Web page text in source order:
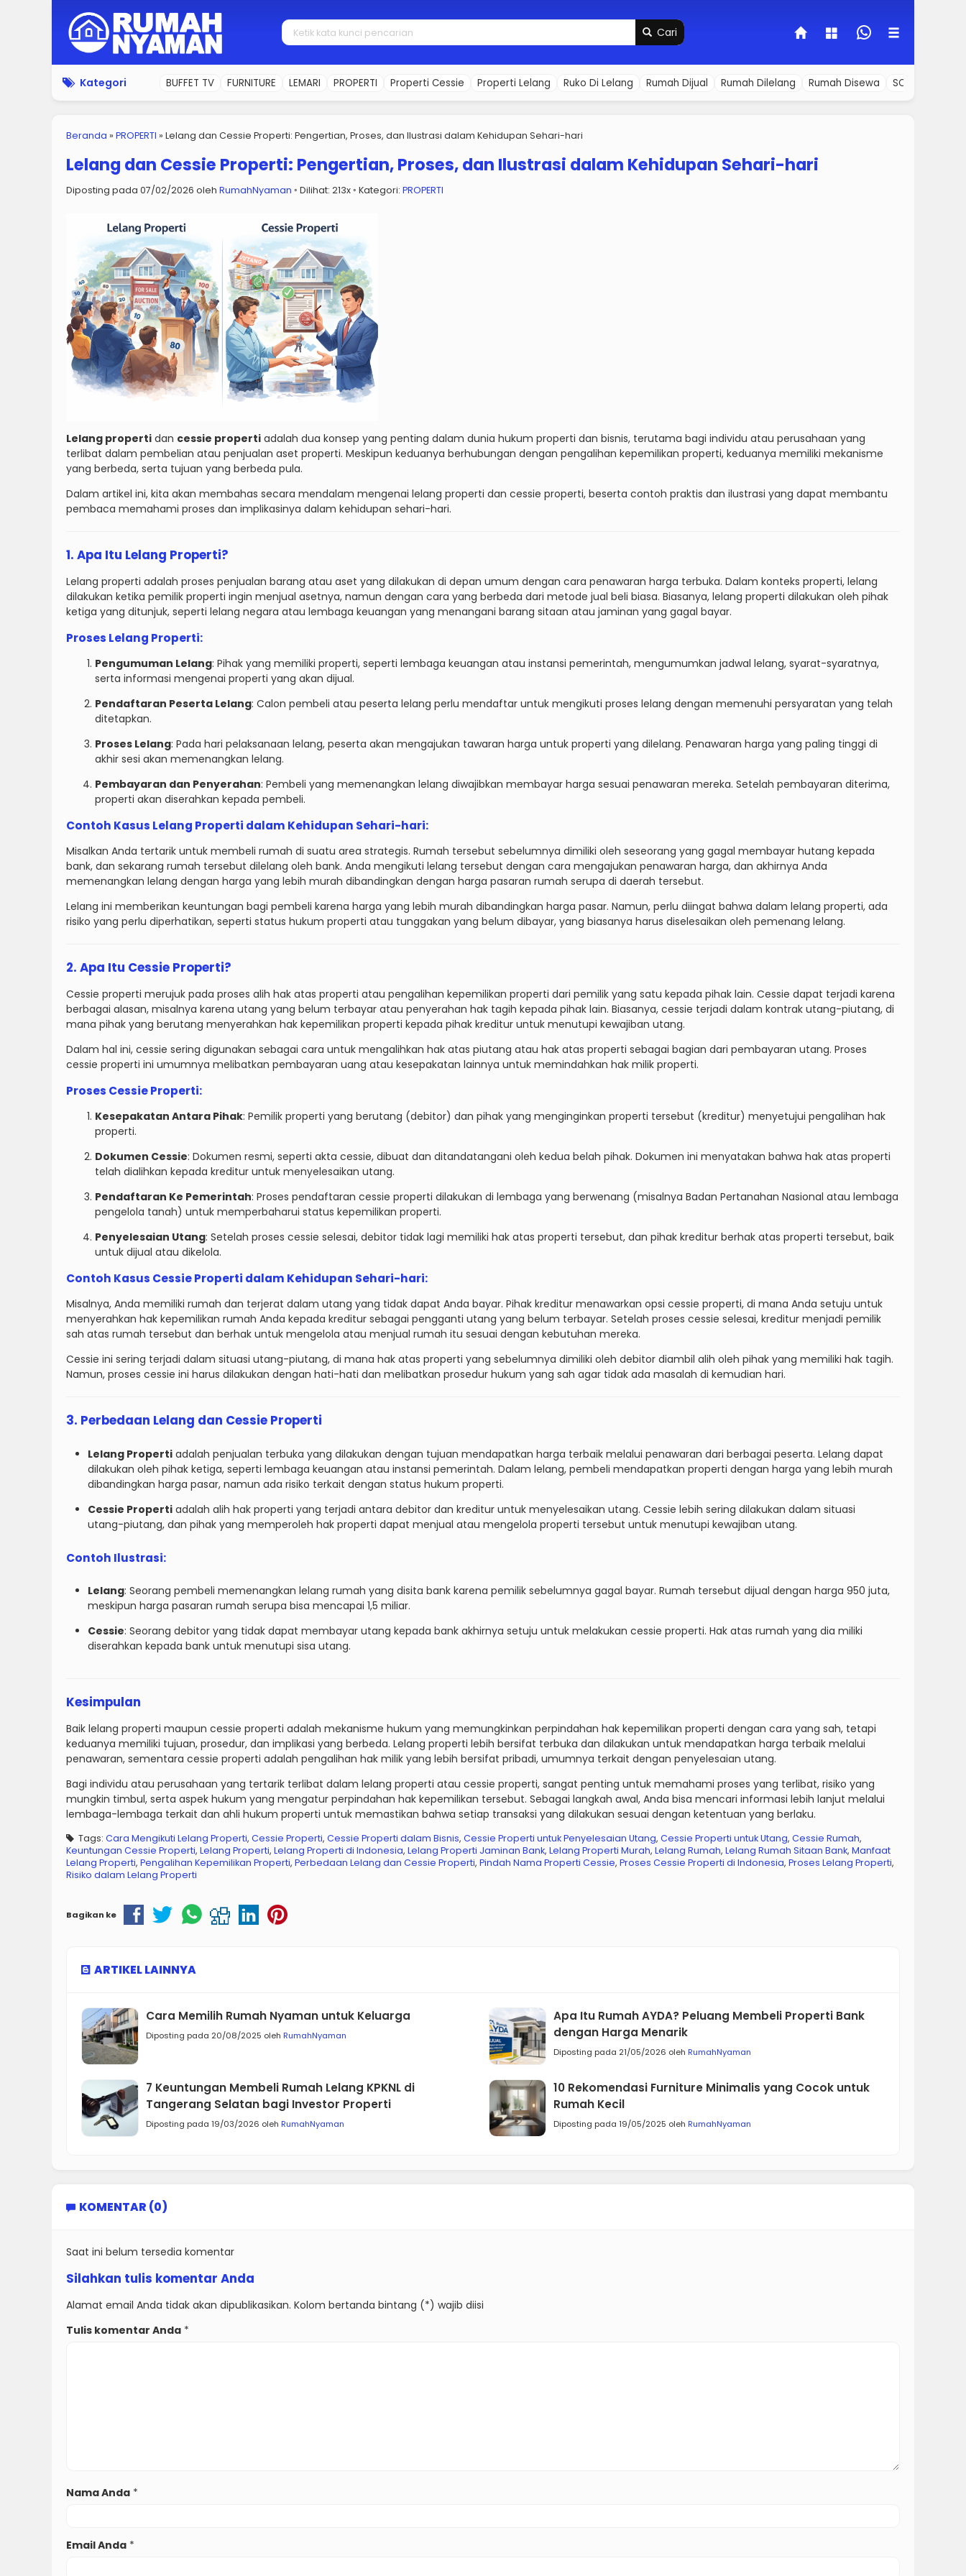
Cari
Kategori BUFFET TV FURNITURE LEMARI PROPERTI Properti Cessie Properti Lelang Ruko Di Lelang Rumah Dijual Rumah Dilelang Rumah Disewa SOFA
Beranda » PROPERTI » Lelang dan Cessie Properti: Pengertian, Proses, dan Ilustrasi dalam Kehidupan Sehari-hari
Lelang dan Cessie Properti: Pengertian, Proses, dan Ilustrasi dalam Kehidupan Sehari-hari
Diposting pada 07/02/2026 oleh RumahNyaman ◦ Dilihat: 213x ◦ Kategori: PROPERTI
Lelang properti dan cessie properti adalah dua konsep yang penting dalam dunia hukum properti dan bisnis, terutama bagi individu atau perusahaan yang
terlibat dalam pembelian atau penjualan aset properti. Meskipun keduanya berhubungan dengan pengalihan kepemilikan properti, keduanya memiliki mekanisme
yang berbeda, serta tujuan yang berbeda pula.
Dalam artikel ini, kita akan membahas secara mendalam mengenai lelang properti dan cessie properti, beserta contoh praktis dan ilustrasi yang dapat membantu
pembaca memahami proses dan implikasinya dalam kehidupan sehari-hari.
1. Apa Itu Lelang Properti?
Lelang properti adalah proses penjualan barang atau aset yang dilakukan di depan umum dengan cara penawaran harga terbuka. Dalam konteks properti, lelang
dilakukan ketika pemilik properti ingin menjual asetnya, namun dengan cara yang berbeda dari metode jual beli biasa. Biasanya, lelang properti dilakukan oleh pihak
ketiga yang ditunjuk, seperti lelang negara atau lembaga keuangan yang menangani barang sitaan atau jaminan yang gagal bayar.
Proses Lelang Properti:
Pengumuman Lelang: Pihak yang memiliki properti, seperti lembaga keuangan atau instansi pemerintah, mengumumkan jadwal lelang, syarat-syaratnya,
serta informasi mengenai properti yang akan dijual.
Pendaftaran Peserta Lelang: Calon pembeli atau peserta lelang perlu mendaftar untuk mengikuti proses lelang dengan memenuhi persyaratan yang telah
ditetapkan.
Proses Lelang: Pada hari pelaksanaan lelang, peserta akan mengajukan tawaran harga untuk properti yang dilelang. Penawaran harga yang paling tinggi di
akhir sesi akan memenangkan lelang.
Pembayaran dan Penyerahan: Pembeli yang memenangkan lelang diwajibkan membayar harga sesuai penawaran mereka. Setelah pembayaran diterima,
properti akan diserahkan kepada pembeli.
Contoh Kasus Lelang Properti dalam Kehidupan Sehari-hari:
Misalkan Anda tertarik untuk membeli rumah di suatu area strategis. Rumah tersebut sebelumnya dimiliki oleh seseorang yang gagal membayar hutang kepada
bank, dan sekarang rumah tersebut dilelang oleh bank. Anda mengikuti lelang tersebut dengan cara mengajukan penawaran harga, dan akhirnya Anda
memenangkan lelang dengan harga yang lebih murah dibandingkan dengan harga pasaran rumah serupa di daerah tersebut.
Lelang ini memberikan keuntungan bagi pembeli karena harga yang lebih murah dibandingkan harga pasar. Namun, perlu diingat bahwa dalam lelang properti, ada
risiko yang perlu diperhatikan, seperti status hukum properti atau tunggakan yang belum dibayar, yang biasanya harus diselesaikan oleh pemenang lelang.
2. Apa Itu Cessie Properti?
Cessie properti merujuk pada proses alih hak atas properti atau pengalihan kepemilikan properti dari pemilik yang satu kepada pihak lain. Cessie dapat terjadi karena
berbagai alasan, misalnya karena utang yang belum terbayar atau penyerahan hak tagih kepada pihak lain. Biasanya, cessie terjadi dalam kontrak utang-piutang, di
mana pihak yang berutang menyerahkan hak kepemilikan properti kepada pihak kreditur untuk menutupi kewajiban utang.
Dalam hal ini, cessie sering digunakan sebagai cara untuk mengalihkan hak atas piutang atau hak atas properti sebagai bagian dari pembayaran utang. Proses
cessie properti ini umumnya melibatkan pembayaran uang atau kesepakatan lainnya untuk memindahkan hak milik properti.
Proses Cessie Properti:
Kesepakatan Antara Pihak: Pemilik properti yang berutang (debitor) dan pihak yang menginginkan properti tersebut (kreditur) menyetujui pengalihan hak
properti.
Dokumen Cessie: Dokumen resmi, seperti akta cessie, dibuat dan ditandatangani oleh kedua belah pihak. Dokumen ini menyatakan bahwa hak atas properti
telah dialihkan kepada kreditur untuk menyelesaikan utang.
Pendaftaran Ke Pemerintah: Proses pendaftaran cessie properti dilakukan di lembaga yang berwenang (misalnya Badan Pertanahan Nasional atau lembaga
pengelola tanah) untuk memperbaharui status kepemilikan properti.
Penyelesaian Utang: Setelah proses cessie selesai, debitor tidak lagi memiliki hak atas properti tersebut, dan pihak kreditur berhak atas properti tersebut, baik
untuk dijual atau dikelola.
Contoh Kasus Cessie Properti dalam Kehidupan Sehari-hari:
Misalnya, Anda memiliki rumah dan terjerat dalam utang yang tidak dapat Anda bayar. Pihak kreditur menawarkan opsi cessie properti, di mana Anda setuju untuk
menyerahkan hak kepemilikan rumah Anda kepada kreditur sebagai pengganti utang yang belum terbayar. Setelah proses cessie selesai, kreditur menjadi pemilik
sah atas rumah tersebut dan berhak untuk mengelola atau menjual rumah itu sesuai dengan kebutuhan mereka.
Cessie ini sering terjadi dalam situasi utang-piutang, di mana hak atas properti yang sebelumnya dimiliki oleh debitor diambil alih oleh pihak yang memiliki hak tagih.
Namun, proses cessie ini harus dilakukan dengan hati-hati dan melibatkan prosedur hukum yang sah agar tidak ada masalah di kemudian hari.
3. Perbedaan Lelang dan Cessie Properti
Lelang Properti adalah penjualan terbuka yang dilakukan dengan tujuan mendapatkan harga terbaik melalui penawaran dari berbagai peserta. Lelang dapat
dilakukan oleh pihak ketiga, seperti lembaga keuangan atau instansi pemerintah. Dalam lelang, pembeli mendapatkan properti dengan harga yang lebih murah
dibandingkan harga pasar, namun ada risiko terkait dengan status hukum properti.
Cessie Properti adalah alih hak properti yang terjadi antara debitor dan kreditur untuk menyelesaikan utang. Cessie lebih sering dilakukan dalam situasi
utang-piutang, dan pihak yang memperoleh hak properti dapat menjual atau mengelola properti tersebut untuk menutupi kewajiban utang.
Contoh Ilustrasi:
Lelang: Seorang pembeli memenangkan lelang rumah yang disita bank karena pemilik sebelumnya gagal bayar. Rumah tersebut dijual dengan harga 950 juta,
meskipun harga pasaran rumah serupa bisa mencapai 1,5 miliar.
Cessie: Seorang debitor yang tidak dapat membayar utang kepada bank akhirnya setuju untuk melakukan cessie properti. Hak atas rumah yang dia miliki
diserahkan kepada bank untuk menutupi sisa utang.
Kesimpulan
Baik lelang properti maupun cessie properti adalah mekanisme hukum yang memungkinkan perpindahan hak kepemilikan properti dengan cara yang sah, tetapi
keduanya memiliki tujuan, prosedur, dan implikasi yang berbeda. Lelang properti lebih bersifat terbuka dan dilakukan untuk mendapatkan harga terbaik melalui
penawaran, sementara cessie properti adalah pengalihan hak milik yang lebih bersifat pribadi, umumnya terkait dengan penyelesaian utang.
Bagi individu atau perusahaan yang tertarik terlibat dalam lelang properti atau cessie properti, sangat penting untuk memahami proses yang terlibat, risiko yang
mungkin timbul, serta aspek hukum yang mengatur perpindahan hak kepemilikan tersebut. Sebagai langkah awal, Anda bisa mencari informasi lebih lanjut melalui
lembaga-lembaga terkait dan ahli hukum properti untuk memastikan bahwa setiap transaksi yang dilakukan sesuai dengan ketentuan yang berlaku.
Tags: Cara Mengikuti Lelang Properti, Cessie Properti, Cessie Properti dalam Bisnis, Cessie Properti untuk Penyelesaian Utang, Cessie Properti untuk Utang, Cessie Rumah,
Keuntungan Cessie Properti, Lelang Properti, Lelang Properti di Indonesia, Lelang Properti Jaminan Bank, Lelang Properti Murah, Lelang Rumah, Lelang Rumah Sitaan Bank, Manfaat
Lelang Properti, Pengalihan Kepemilikan Properti, Perbedaan Lelang dan Cessie Properti, Pindah Nama Properti Cessie, Proses Cessie Properti di Indonesia, Proses Lelang Properti,
Risiko dalam Lelang Properti
Bagikan ke
ARTIKEL LAINNYA
Cara Memilih Rumah Nyaman untuk Keluarga
Diposting pada 20/08/2025 oleh RumahNyaman
Apa Itu Rumah AYDA? Peluang Membeli Properti Bank
dengan Harga Menarik
Diposting pada 21/05/2026 oleh RumahNyaman
7 Keuntungan Membeli Rumah Lelang KPKNL di
Tangerang Selatan bagi Investor Properti
Diposting pada 19/03/2026 oleh RumahNyaman
10 Rekomendasi Furniture Minimalis yang Cocok untuk
Rumah Kecil
Diposting pada 19/05/2025 oleh RumahNyaman
KOMENTAR (0)
Saat ini belum tersedia komentar
Silahkan tulis komentar Anda
Alamat email Anda tidak akan dipublikasikan. Kolom bertanda bintang (*) wajib diisi
Tulis komentar Anda *
Nama Anda *
Email Anda *